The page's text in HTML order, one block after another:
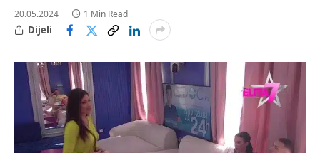
20.05.2024 1 Min Read
Dijeli